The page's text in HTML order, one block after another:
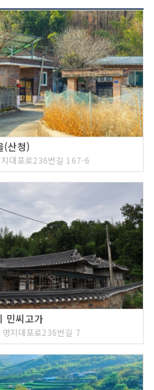
(산청)
지대포로236번길 167-6
민씨고가
명지대포로236번길 7